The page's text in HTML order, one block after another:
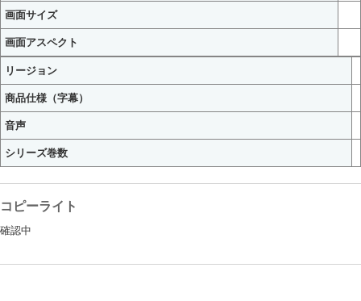
画面サイズ
画面アスペクト
リージョン
商品仕様（字幕）
音声
シリーズ巻数
コピーライト
確認中